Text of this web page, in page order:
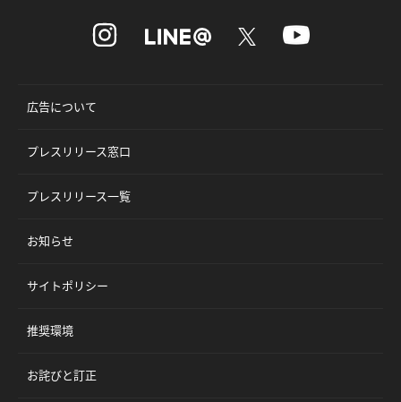
広告について
プレスリリース窓口
プレスリリース一覧
お知らせ
サイトポリシー
推奨環境
お詫びと訂正